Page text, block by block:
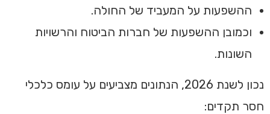
ההשפעות על המעביד של החולה.
וכמובן ההשפעות של חברות הביטוח והרשויות
השונות.
נכון לשנת 2026, הנתונים מצביעים על עומס כלכלי
חסר תקדים: